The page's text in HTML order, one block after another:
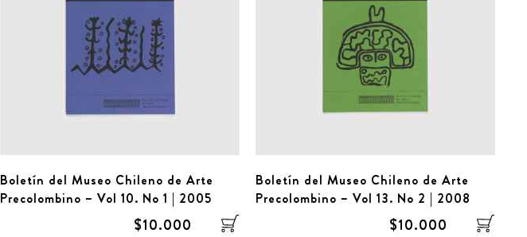
Boletín del Museo Chileno de Arte
Precolombino – Vol 10. No 1 | 2005
$10.000
Boletín del Museo Chileno de Arte
Precolombino – Vol 13. No 2 | 2008
$10.000